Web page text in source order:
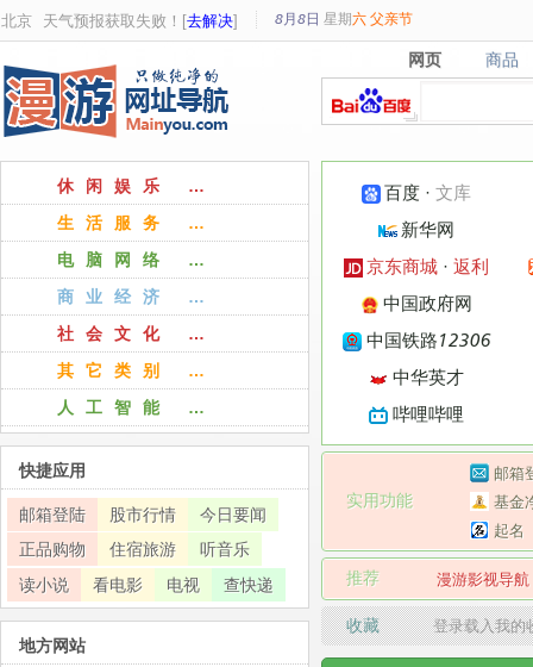
北京 天气预报获取失败！[去解决] 8月8日 星期六 父亲节
网页
网页 商品
商品
百度 ·文库
新华网
京东商城 ·返利
中国政府网
中国铁路12306
中华英才
哔哩哔哩
实用功能
邮箱
基金
起名
推荐 漫游影视导航
收藏 登录载入我
休闲娱乐 …
生活服务 …
电脑网络 …
商业经济 …
社会文化 …
其它类别 …
人工智能 …
快捷应用
邮箱登陆 股市行情
今日要闻
正品购物
住宿旅游
听音乐
读小说
看电影 电视 查快递
地方网站